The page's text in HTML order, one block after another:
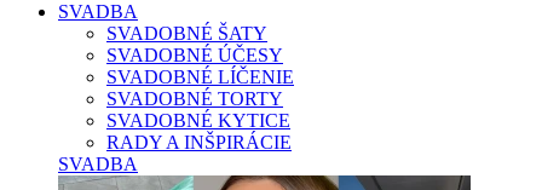
SVADBA
SVADOBNÉ ŠATY
SVADOBNÉ ÚČESY
SVADOBNÉ LÍČENIE
SVADOBNÉ TORTY
SVADOBNÉ KYTICE
RADY A INŠPIRÁCIE
SVADBA